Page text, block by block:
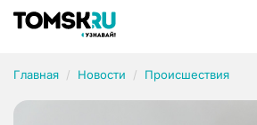
Главная Новости Происшествия